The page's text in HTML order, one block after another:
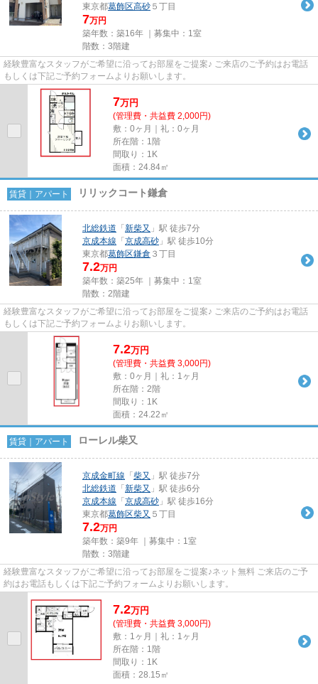
東京都葛飾区高砂 ５丁目
7万円
築年数：築16年 ｜募集中： 1室
階数：3階建
経験豊富なスタッフがご希望に沿ってお部屋をご提案♪ ご来店のご予約はお電話
もしくは下記ご予約フォームよりお願いします。
7万円
(管理費・共益費 2,000円)
敷：0ヶ月｜礼：0ヶ月
所在階：1階
間取り：1K
面積：24.84㎡
賃貸｜アパート リリックコート鎌倉
北総鉄道 「 新柴又 」駅 徒歩7分
京成本線 「 京成高砂 」駅 徒歩10分
東京都葛飾区鎌倉 ３丁目
7.2万円
築年数：築25年 ｜募集中： 1室
階数：2階建
経験豊富なスタッフがご希望に沿ってお部屋をご提案♪ ご来店のご予約はお電話
もしくは下記ご予約フォームよりお願いします。
7.2万円
(管理費・共益費 3,000円)
敷：0ヶ月｜礼：1ヶ月
所在階：2階
間取り：1K
面積：24.22㎡
賃貸｜アパート ローレル柴又
京成金町線 「 柴又 」駅 徒歩7分
北総鉄道 「 新柴又 」駅 徒歩6分
京成本線 「 京成高砂 」駅 徒歩16分
東京都葛飾区柴又 ５丁目
7.2万円
築年数：築9年 ｜募集中： 1室
階数：3階建
経験豊富なスタッフがご希望に沿ってお部屋をご提案♪ネット無料 ご来店のご予
約はお電話もしくは下記ご予約フォームよりお願いします。
7.2万円
(管理費・共益費 3,000円)
敷：1ヶ月｜礼：1ヶ月
所在階：1階
間取り：1K
面積：28.15㎡